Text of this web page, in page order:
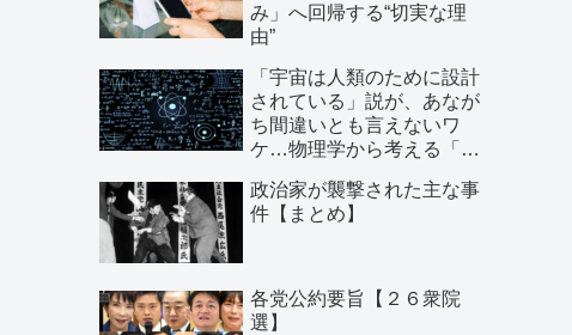
み」へ回帰する“切実な理
由”
「宇宙は人類のために設計
されている」説が、あなが
ち間違いとも言えないワ
ケ…物理学から考える「こ
政治家が襲撃された主な事
件【まとめ】
各党公約要旨【２６衆院
選】